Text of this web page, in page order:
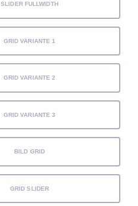
SLIDER FULLWIDTH
GRID VARIANTE 1
GRID VARIANTE 2
GRID VARIANTE 3
BILD GRID
GRID SLIDER